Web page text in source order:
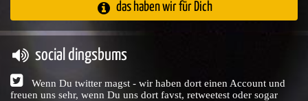
das haben wir für Dich
social dingsbums
Wenn Du twitter magst - wir haben dort einen Account und
freuen uns sehr, wenn Du uns dort favst, retweetest oder sogar